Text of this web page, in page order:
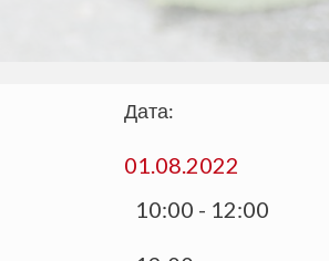
Дата:
01.08.2022
10:00 - 12:00